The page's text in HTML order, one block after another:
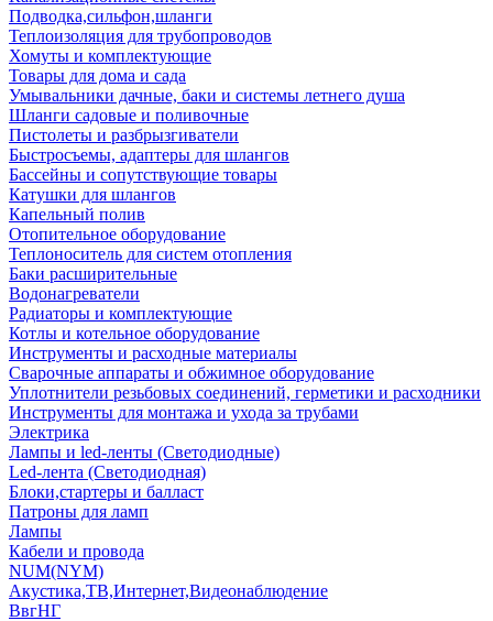
Подводка,сильфон,шланги
Теплоизоляция для трубопроводов
Хомуты и комплектующие
Товары для дома и сада
Умывальники дачные, баки и системы летнего душа
Шланги садовые и поливочные
Пистолеты и разбрызгиватели
Быстросъемы, адаптеры для шлангов
Бассейны и сопутствующие товары
Катушки для шлангов
Капельный полив
Отопительное оборудование
Теплоноситель для систем отопления
Баки расширительные
Водонагреватели
Радиаторы и комплектующие
Котлы и котельное оборудование
Инструменты и расходные материалы
Сварочные аппараты и обжимное оборудование
Уплотнители резьбовых соединений, герметики и расходники
Инструменты для монтажа и ухода за трубами
Электрика
Лампы и led-ленты (Светодиодные)
Led-лента (Светодиодная)
Блоки,стартеры и балласт
Патроны для ламп
Лампы
Кабели и провода
NUM(NYM)
Акустика,ТВ,Интернет,Видеонаблюдение
ВвгНГ